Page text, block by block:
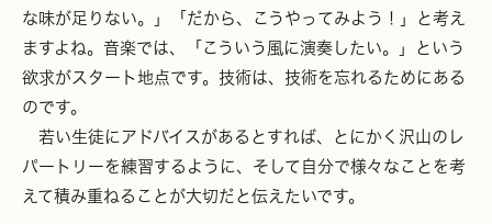
な味が足りない。」「だから、こうやってみよう！」と考え
ますよね。音楽では、「こういう風に演奏したい。」という
欲求がスタート地点です。技術は、技術を忘れるためにある
のです。
若い生徒にアドバイスがあるとすれば、とにかく沢山のレ
パートリーを練習するように、そして自分で様々なことを考
えて積み重ねることが大切だと伝えたいです。